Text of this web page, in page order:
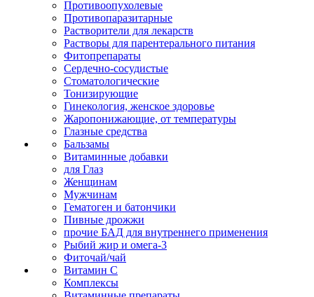
Противоопухолевые
Противопаразитарные
Растворители для лекарств
Растворы для парентерального питания
Фитопрепараты
Сердечно-сосудистые
Стоматологические
Тонизирующие
Гинекология, женское здоровье
Жаропонижающие, от температуры
Глазные средства
Бальзамы
Витаминные добавки
для Глаз
Женщинам
Мужчинам
Гематоген и батончики
Пивные дрожжи
прочие БАД для внутреннего применения
Рыбий жир и омега-3
Фиточай/чай
Витамин С
Комплексы